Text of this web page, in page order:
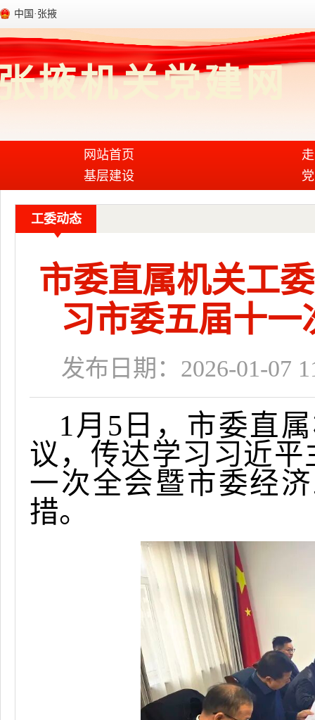
中国·张掖
掖机关党建网
网站首页
基层建设
工委动态
市委直属机关工
习市委五届十
发布日期：2026-01-07
1月5日，市委直
议，传达学习习近
一次全会暨市委经
措。